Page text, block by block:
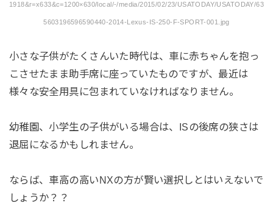
1918&r=x633&c=1200×630/local/-/media/2015/02/23/USATODAY/USATODAY/63
5603196596590440-2014-Lexus-IS-250-F-SPORT-001.jpg
小さな子供がたくさんいた時代は、車に赤ちゃんを抱っ
こさせたまま助手席に座っていたものですが、最近は
様々な安全用具に包まれていなければなりません。
幼稚園、小学生の子供がいる場合は、ISの後席の狭さは
退屈になるかもしれません。
ならば、車高の高いNXの方が賢い選択しとはいえないで
しょうか？？